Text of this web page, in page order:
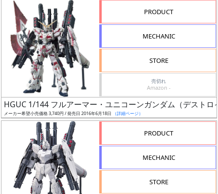
グ
レ
PRODUCT
MECHANIC
STORE
売切れ
Amazon -
HGUC 1/144 フルアーマー・ユニコーンガンダム（デスト
メーカー希望小売価格 3,740円 / 発売日 2016年6月18日 （詳細ページ）
PRODUCT
MECHANIC
STORE